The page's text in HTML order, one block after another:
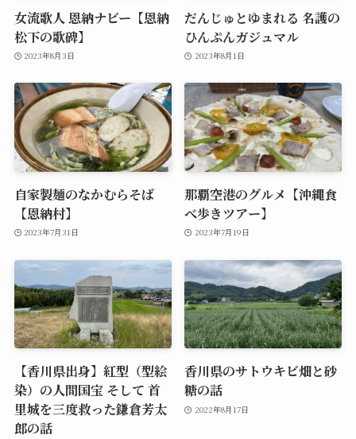
女流歌人 恩納ナビー【恩納
松下の歌碑】
2023年8月3日
だんじゅとゆまれる 名護の
ひんぷんガジュマル
2023年8月1日
自家製麺のなかむらそば
【恩納村】
2023年7月31日
那覇空港のグルメ【沖縄食
べ歩きツアー】
2023年7月19日
【香川県出身】紅型（型絵
染）の人間国宝 そして 首
里城を三度救った鎌倉芳太
郎の話
香川県のサトウキビ畑と砂
糖の話
2022年8月17日